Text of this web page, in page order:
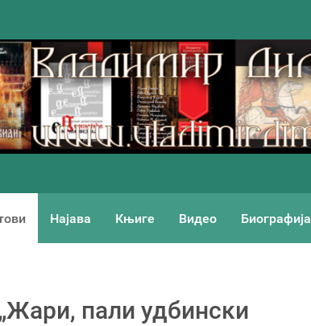
Најава Књиге Видео Биографија
пали удбински